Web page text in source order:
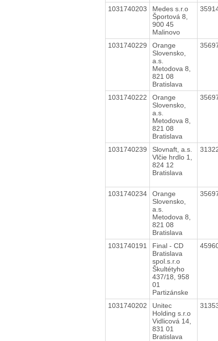
1031740203
Medes s.r.o
Športová 8,
900 45
Malinovo
1031740229
Orange
Slovensko,
a.s.
Metodova 8,
821 08
Bratislava
1031740222
Orange
Slovensko,
a.s.
Metodova 8,
821 08
Bratislava
1031740239
Slovnaft, a.s.
Vlčie hrdlo 1,
824 12
Bratislava
1031740234
Orange
Slovensko,
a.s.
Metodova 8,
821 08
Bratislava
1031740191
Final - CD
Bratislava
spol.s.r.o
Škultétyho
437/18, 958
01
Partizánske
1031740202
Unitec
Holding s.r.o
Vidlicová 14,
831 01
Bratislava